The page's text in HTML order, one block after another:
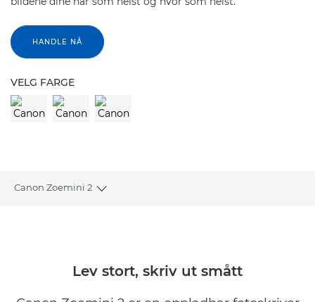
HANDLE NÅ
VELG FARGE
Canon Zoemini 2
Toggle breadcrumbs
Lev stort, skriv ut smått